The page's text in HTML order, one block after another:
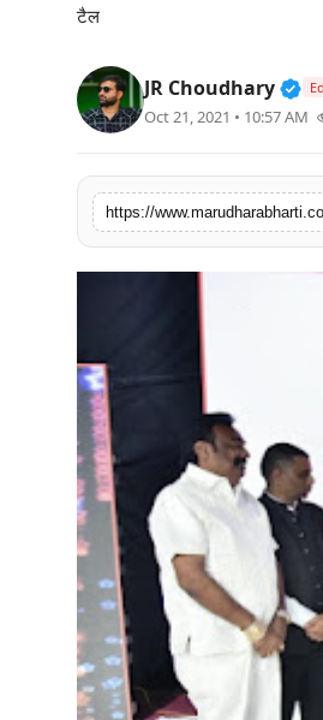
टैल
JR Choudhary
Oct 21, 2021 • 10:57 AM
https://